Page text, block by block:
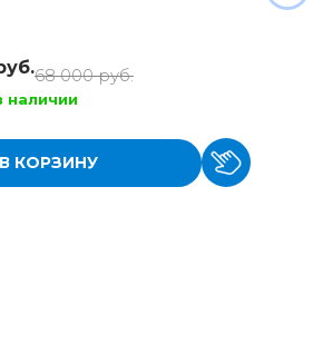
68 000руб.
наличии
В КОРЗИНУ